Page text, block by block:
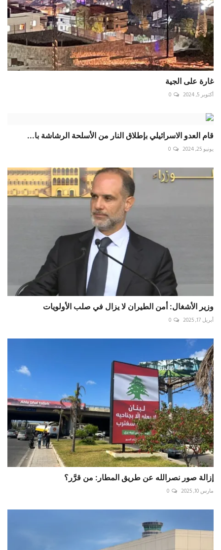
غارة على الجية
أكتوبر 5, 2024 0
قام العدو الاسرائيلي بإطلاق النار من الأسلحة الرشاشة با...
يونيو 25, 2024 0
وزير الأشغال: أمن الطيران لا يزال في صلب الأولويات
أبريل 17, 2025 0
إزالة صور نصرالله عن طريق المطار: من قرَّر؟
مارس 10, 2025 0